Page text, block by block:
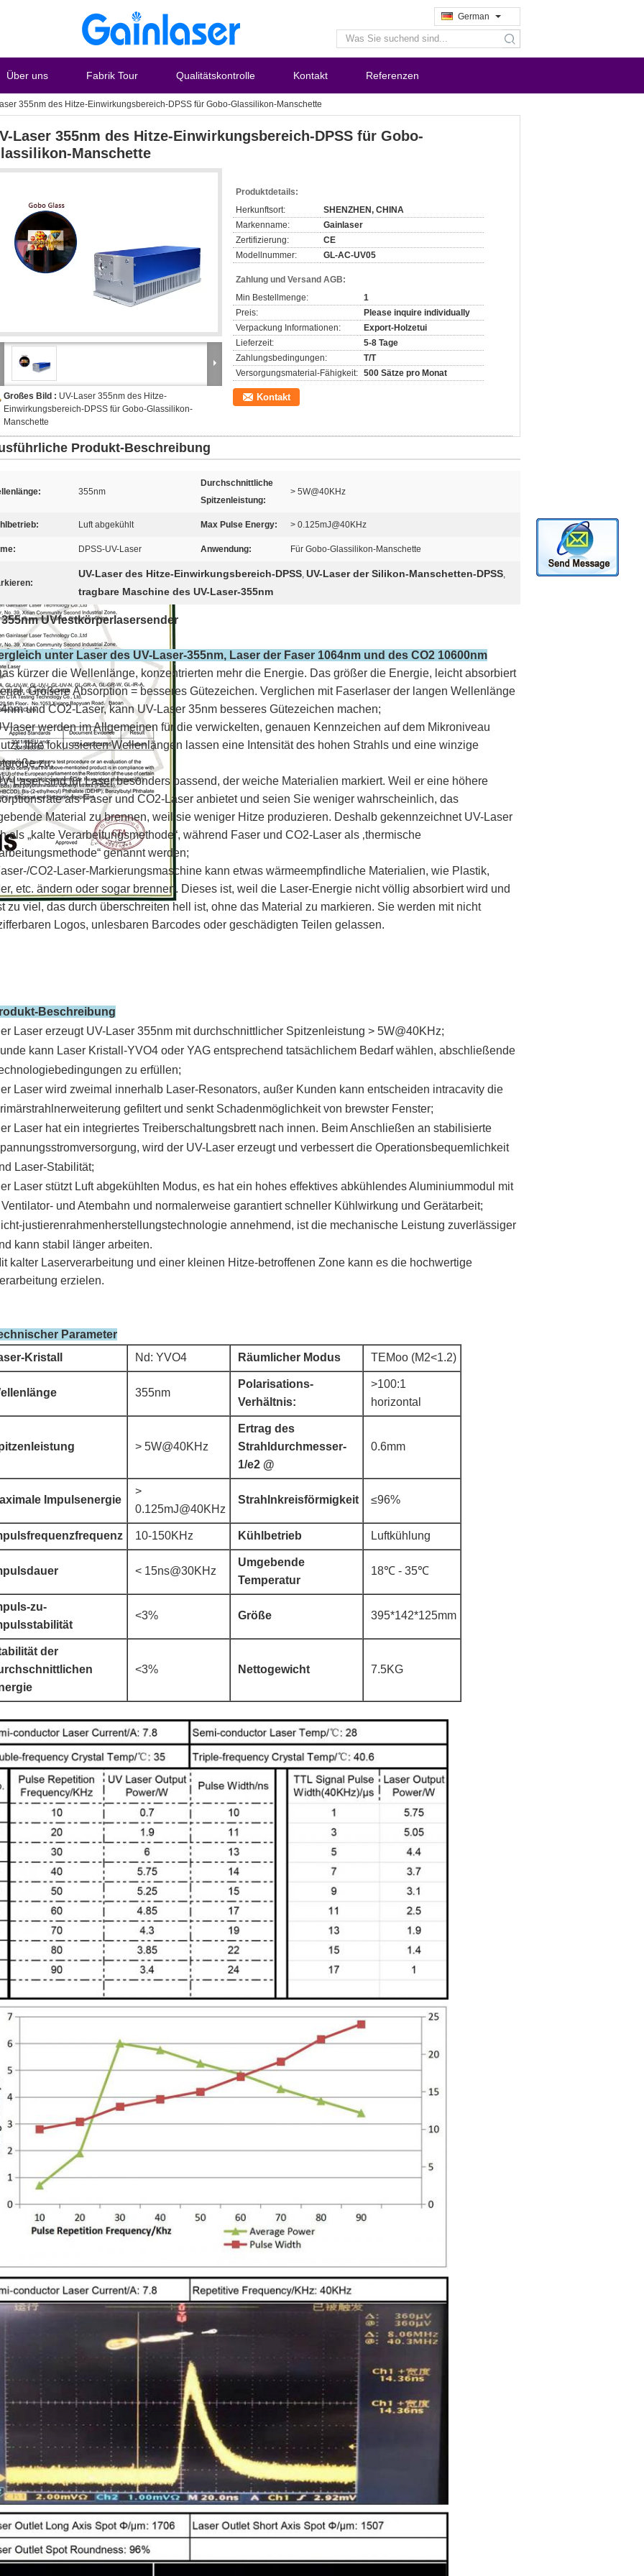
German
search
Über uns Fabrik Tour Qualitätskontrolle Kontakt Referenzen
355nm des Hitze-Einwirkungsbereich-DPSS für Gobo-Glassilikon-Manschette
Laser 355nm des Hitze-Einwirkungsbereich-DPSS für Gobo-
Manschette
Großes Bild : UV-Laser 355nm des Hitze-
Einwirkungsbereich-DPSS für Gobo-Glassilikon-
Manschette
Produktdetails:
Herkunftsort:
SHENZHEN, CHINA
Markenname:
Gainlaser
Zertifizierung:
CE
Modellnummer:
GL-AC-UV05
Zahlung und Versand AGB:
Min Bestellmenge:
1
Preis:
Please inquire individually
Verpackung Informationen:
Export-Holzetui
Lieferzeit:
5-8 Tage
Zahlungsbedingungen:
T/T
Versorgungsmaterial-Fähigkeit: 500 Sätze pro Monat
Kontakt
Produkt-Beschreibung
355nm
Durchschnittliche
Spitzenleistung:
> 5W@40KHz
Luft abgekühlt Max Pulse Energy: > 0.125mJ@40KHz
DPSS-UV-Laser Anwendung: Für Gobo-Glassilikon-Manschette
UV-Laser des Hitze-Einwirkungsbereich-DPSS, UV-Laser der Silikon-Manschetten-DPSS,
tragbare Maschine des UV-Laser-355nm
355nm UVfestkörperlasersender
unter Laser des UV-Laser-355nm, Laser der Faser 1064nm und des CO2 10600nm
kürzer die Wellenlänge, konzentrierten mehr die Energie. Das größer die Energie, leicht absorbiert
Größere Absorption = besseres Gütezeichen. Verglichen mit Faserlaser der langen Wellenlänge
und CO2-Laser, kann UV-Laser 35nm besseres Gütezeichen machen;
werden im Allgemeinen für die verwickelten, genauen Kennzeichen auf dem Mikroniveau
Ihre fokussierten Wellenlängen lassen eine Intensität des hohen Strahls und eine winzige
zu;
Laser sind für Laser besonders passend, der weiche Materialien markiert. Weil er eine höhere
als Faser und CO2-Laser anbietet und seien Sie weniger wahrscheinlich, das
Material zu brennen, weil sie weniger Hitze produzieren. Deshalb gekennzeichnet UV-Laser
als „kalte Verarbeitungsmethode“, während Faser und CO2-Laser als ‚thermische
genannt werden;
CO2-Laser-Markierungsmaschine kann etwas wärmeempfindliche Materialien, wie Plastik,
etc. ändern oder sogar brennen. Dieses ist, weil die Laser-Energie nicht völlig absorbiert wird und
zu viel, das durch überschreiten hell ist, ohne das Material zu markieren. Sie werden mit nicht
Logos, unlesbaren Barcodes oder geschädigten Teilen gelassen.
Beschreibung
Laser erzeugt UV-Laser 355nm mit durchschnittlicher Spitzenleistung > 5W@40KHz;
kann Laser Kristall-YVO4 oder YAG entsprechend tatsächlichem Bedarf wählen, abschließende
zu erfüllen;
Laser wird zweimal innerhalb Laser-Resonators, außer Kunden kann entscheiden intracavity die
gefiltert und senkt Schadenmöglichkeit von brewster Fenster;
Laser hat ein integriertes Treiberschaltungsbrett nach innen. Beim Anschließen an stabilisierte
wird der UV-Laser erzeugt und verbessert die Operationsbequemlichkeit
Laser-Stabilität;
Laser stützt Luft abgekühlten Modus, es hat ein hohes effektives abkühlendes Aluminiummodul mit
und Atembahn und normalerweise garantiert schneller Kühlwirkung und Gerätarbeit;
justierenrahmenherstellungstechnologie annehmend, ist die mechanische Leistung zuverlässiger
kann stabil länger arbeiten.
kalter Laserverarbeitung und einer kleinen Hitze-betroffenen Zone kann es die hochwertige
erzielen.
Parameter
Kristall
Nd: YVO4 Räumlicher Modus TEMoo (M2<1.2)
355nm
Polarisations-
Verhältnis:
>100:1
horizontal
> 5W@40KHz
Ertrag des
Strahldurchmesser-
1/e2 @
0.6mm
Impulsenergie
>
0.125mJ@40KHz
Strahlnkreisförmigkeit ≤96%
10-150KHz Kühlbetrieb Luftkühlung
< 15ns@30KHz
Umgebende
Temperatur
18℃ - 35℃
zu-
<3% Größe 395*142*125mm
der
<3% Nettogewicht 7.5KG